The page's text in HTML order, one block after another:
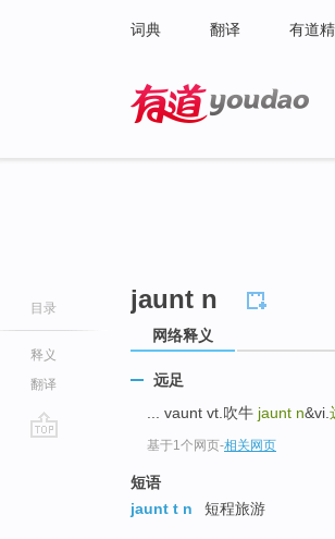
词典 翻译 有道
目录
释义
翻译
jaunt n
网络释义
远足
... vaunt vt.吹牛 jaunt n&vi.
基于1个网页-相关网页
短语
jaunt t n
短程旅游